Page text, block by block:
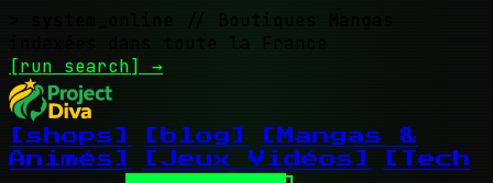
// Boutiques Mangas
indexées dans toute la France
[run search] →
[shops] [blog]
[Mangas &
Animés]
[Jeux Vidéos]
[Tech